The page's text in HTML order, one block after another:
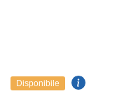
Disponibile